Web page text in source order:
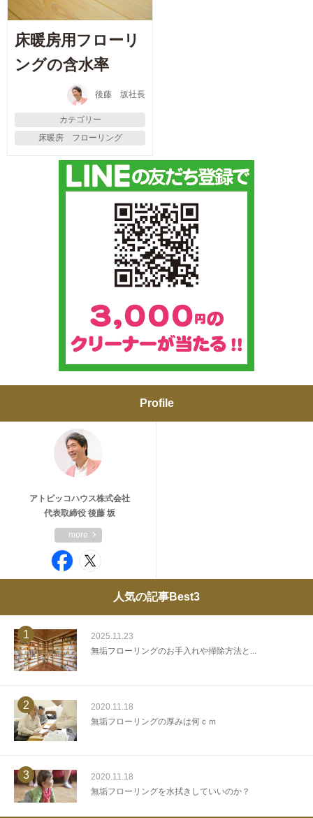
床暖房用フローリ
ングの含水率
後藤 坂社長
カテゴリー
床暖房 フローリング
Profile
アトピッコハウス株式会社
代表取締役 後藤 坂
more
人気の記事Best3
1
2025.11.23
無垢フローリングのお手入れや掃除方法と...
2
2020.11.18
無垢フローリングの厚みは何ｃｍ
3
2020.11.18
無垢フローリングを水拭きしていいのか？